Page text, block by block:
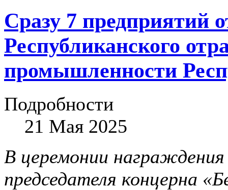
Cразу 7 предприятий
Республиканского
промышленности
Подробности
21 Мая 2025
В церемонии
председателя концерна